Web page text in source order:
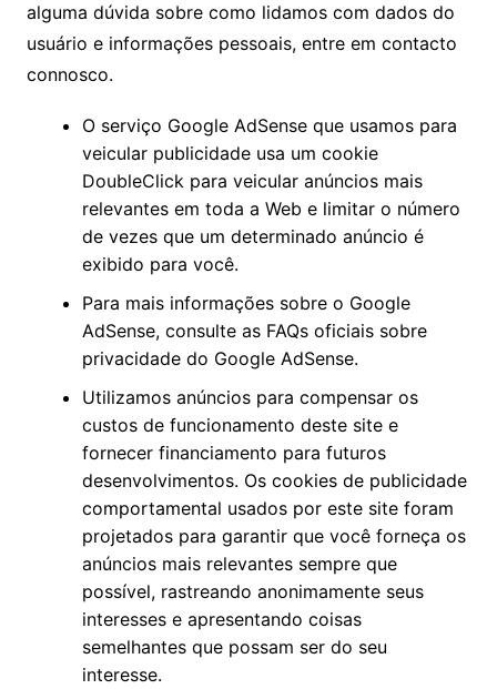
alguma dúvida sobre como lidamos com dados do
usuário e informações pessoais, entre em contacto
connosco.
O serviço Google AdSense que usamos para
veicular publicidade usa um cookie
DoubleClick para veicular anúncios mais
relevantes em toda a Web e limitar o número
de vezes que um determinado anúncio é
exibido para você.
Para mais informações sobre o Google
AdSense, consulte as FAQs oficiais sobre
privacidade do Google AdSense.
Utilizamos anúncios para compensar os
custos de funcionamento deste site e
fornecer financiamento para futuros
desenvolvimentos. Os cookies de publicidade
comportamental usados ​​por este site foram
projetados para garantir que você forneça os
anúncios mais relevantes sempre que
possível, rastreando anonimamente seus
interesses e apresentando coisas
semelhantes que possam ser do seu
interesse.